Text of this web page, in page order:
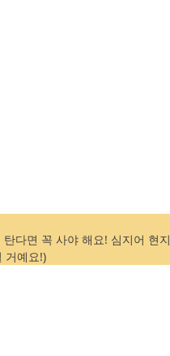
다면 꼭 사야 해요! 심지어 현지
거예요!)